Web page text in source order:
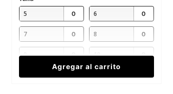
5
6
7 8
9
10
Agregar al carrito